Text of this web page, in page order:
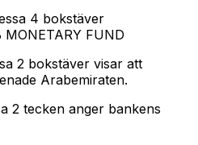
4 bokstäver
FUND
2 bokstäver visar att
Arabemiraten.
2 tecken anger bankens